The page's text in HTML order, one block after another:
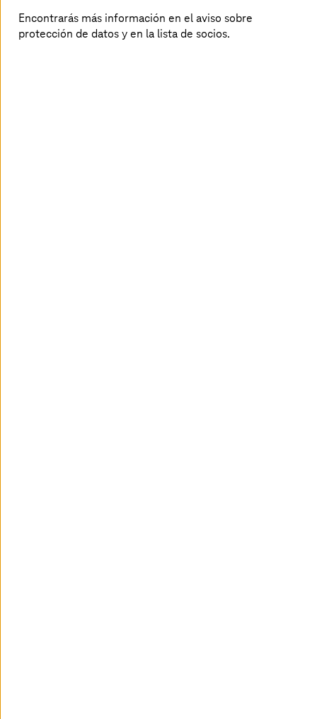
recursos y a un menos consumo de energía por los
puntos de luz LED.
Encontrarás más información en el aviso sobre
protección de datos y en la lista de socios.